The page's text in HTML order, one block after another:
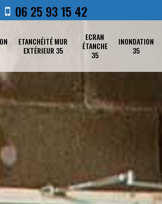
06 25 93 15 42
ETANCHÉITÉ MUR
EXTÉRIEUR 35
ECRAN
ÉTANCHE
35
INONDATION
35